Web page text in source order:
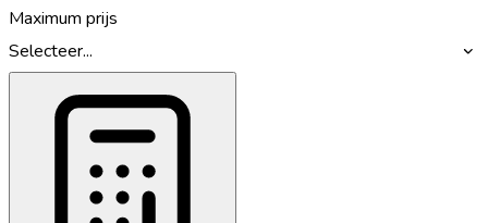
Maximum prijs
Selecteer...